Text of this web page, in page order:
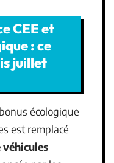
CEE et
: ce
juillet
écologique
est remplacé
véhicules